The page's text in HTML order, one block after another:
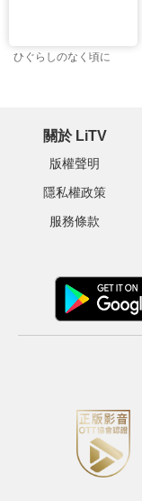
ひぐらしのなく頃に
關於 LiTV
版權聲明
隱私權政策
服務條款